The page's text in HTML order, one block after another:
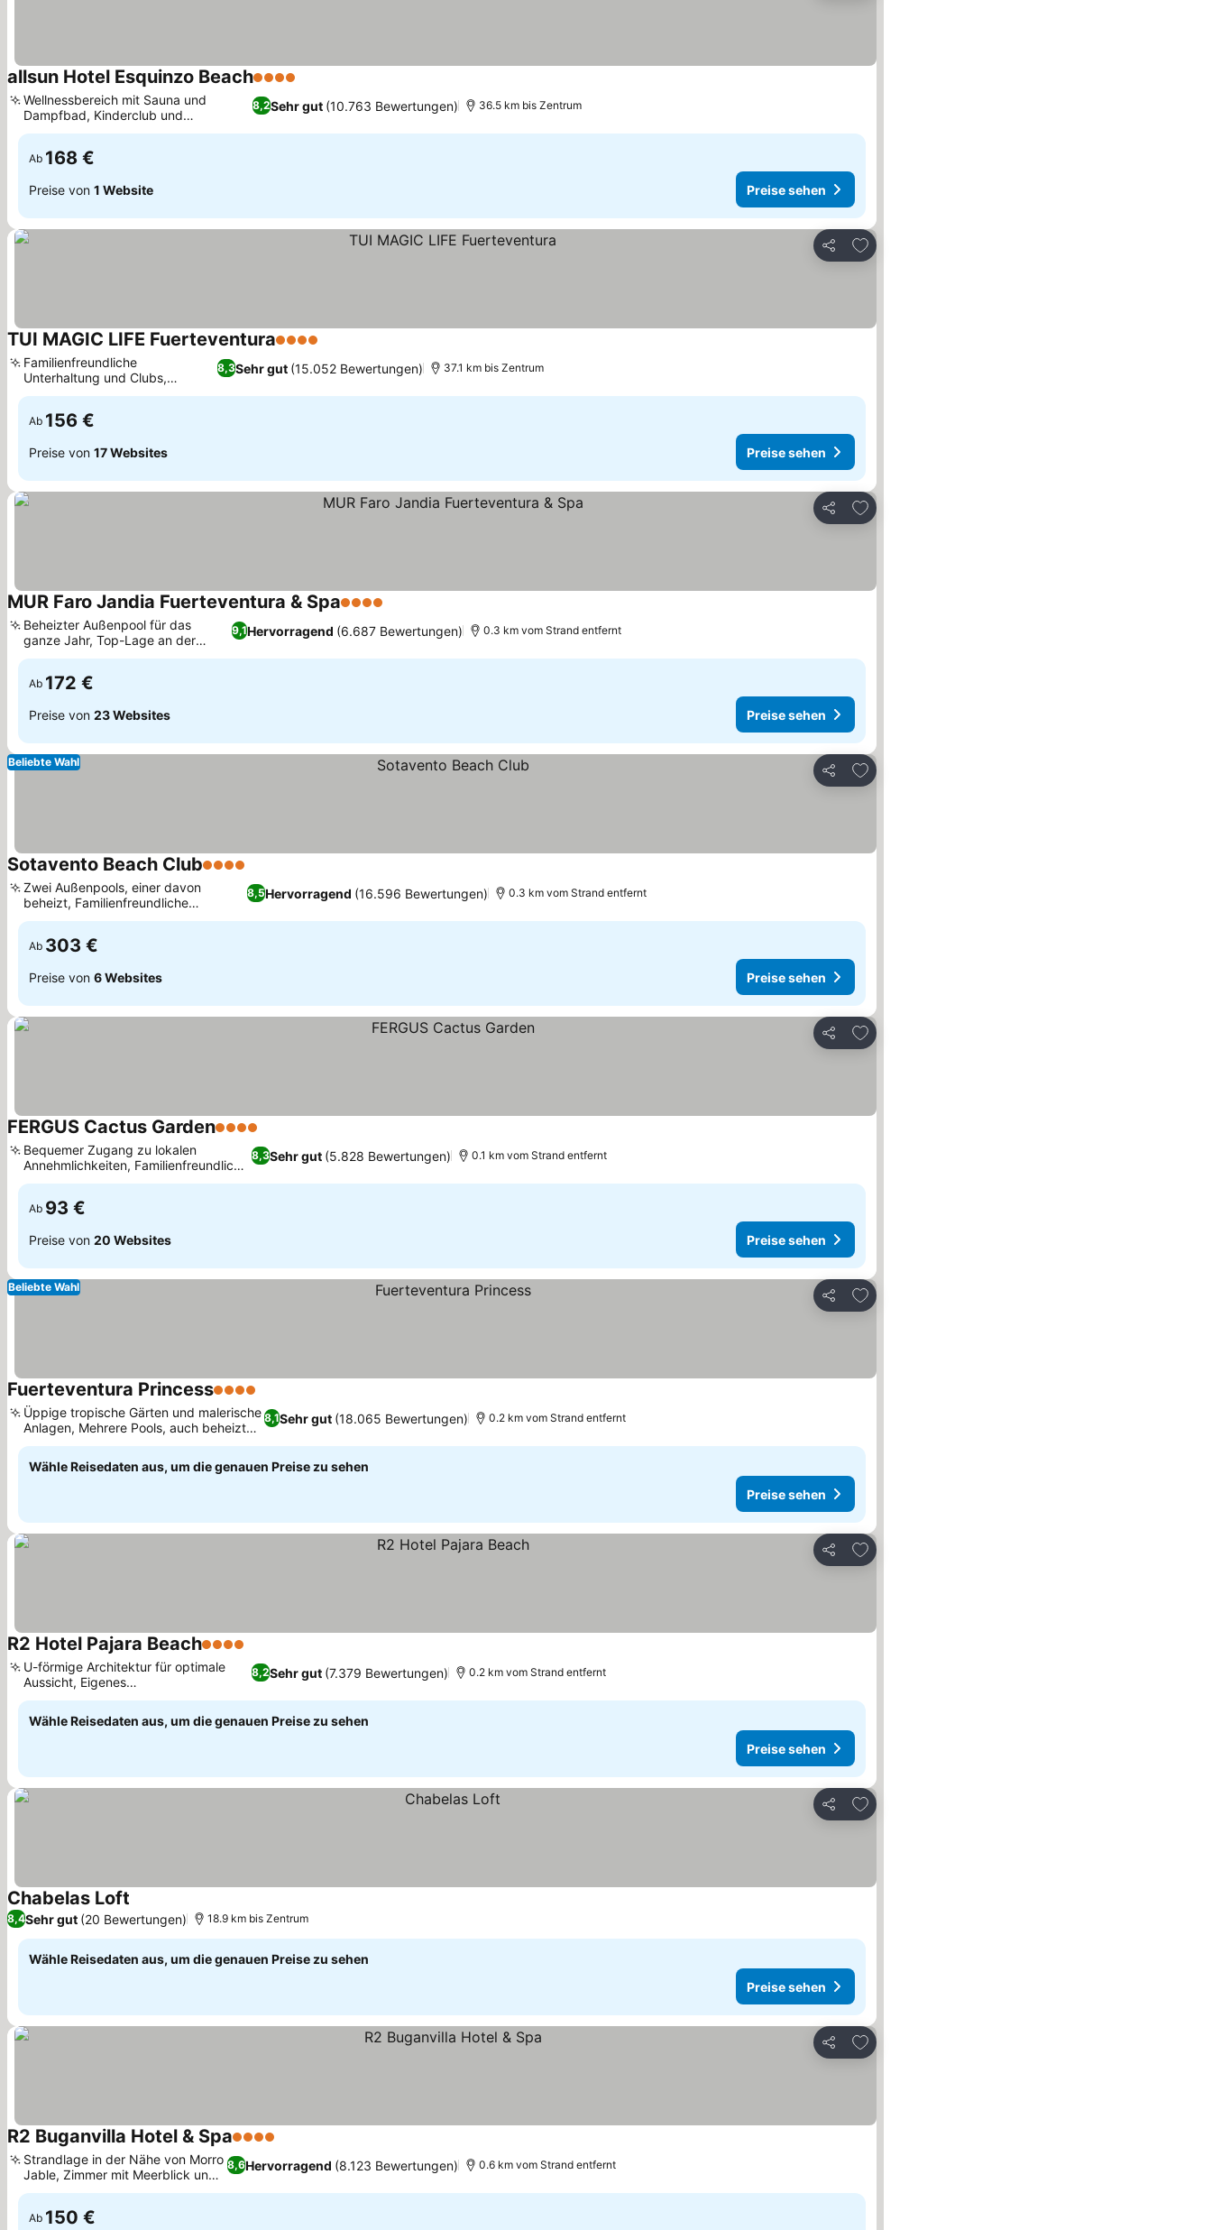
allsun Hotel Esquinzo Beach4 Sterne
8,2Sehr gut (10.763 Bewertungen)
Wellnessbereich mit Sauna und
Dampfbad, Kinderclub und
Unterhaltungsprogramm
36.5 km bis Zentrum
Ab 168 €
Preise von 1 Website Preise sehen
Teilen
Zu Favoriten hinzufügen
TUI MAGIC LIFE Fuerteventura4 Sterne
8,3Sehr gut (15.052 Bewertungen)
Familienfreundliche
Unterhaltung und Clubs,
Mehrere Außenpools
37.1 km bis Zentrum
Ab 156 €
Preise von 17 Websites Preise sehen
Teilen
Zu Favoriten hinzufügen
MUR Faro Jandia Fuerteventura & Spa4 Sterne
9,1Hervorragend (6.687 Bewertungen)
Beheizter Außenpool für das
ganze Jahr, Top-Lage an der
Strandpromenade
0.3 km vom Strand entfernt
Ab 172 €
Preise von 23 Websites Preise sehen
Teilen
Zu Favoriten hinzufügen
Beliebte Wahl
Sotavento Beach Club4 Sterne
8,5Hervorragend (16.596 Bewertungen)
Zwei Außenpools, einer davon
beheizt, Familienfreundliche
Aktivitäten und Unterhaltung
0.3 km vom Strand entfernt
Ab 303 €
Preise von 6 Websites Preise sehen
Teilen
Zu Favoriten hinzufügen
FERGUS Cactus Garden4 Sterne
8,3Sehr gut (5.828 Bewertungen)
Bequemer Zugang zu lokalen
Annehmlichkeiten, Familienfreundlich
mit Kinderclub
0.1 km vom Strand entfernt
Ab 93 €
Preise von 20 Websites Preise sehen
Teilen
Zu Favoriten hinzufügen
Beliebte Wahl
Fuerteventura Princess4 Sterne
8,1Sehr gut (18.065 Bewertungen)
Üppige tropische Gärten und malerische
Anlagen, Mehrere Pools, auch beheizte
Optionen
0.2 km vom Strand entfernt
Wähle Reisedaten aus, um die genauen Preise zu sehen
Preise sehen
Teilen
Zu Favoriten hinzufügen
R2 Hotel Pajara Beach4 Sterne
8,2Sehr gut (7.379 Bewertungen)
U-förmige Architektur für optimale
Aussicht, Eigenes
Wassersportzentrum vor Ort
0.2 km vom Strand entfernt
Wähle Reisedaten aus, um die genauen Preise zu sehen
Preise sehen
Teilen
Zu Favoriten hinzufügen
Chabelas Loft Preise sehen
8,4Sehr gut (20 Bewertungen) 18.9 km bis Zentrum
Wähle Reisedaten aus, um die genauen Preise zu sehen
Preise sehen
Teilen
Zu Favoriten hinzufügen
R2 Buganvilla Hotel & Spa4 Sterne
8,6Hervorragend (8.123 Bewertungen)
Strandlage in der Nähe von Morro
Jable, Zimmer mit Meerblick und
Balkon
0.6 km vom Strand entfernt
Ab 150 €